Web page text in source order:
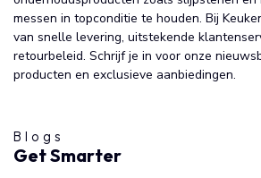
messen in topconditie te houden. Bij
van snelle levering, uitstekende
retourbeleid. Schrijf je in voor onze
producten en exclusieve aanbiedingen.
Blogs
Get Smarter